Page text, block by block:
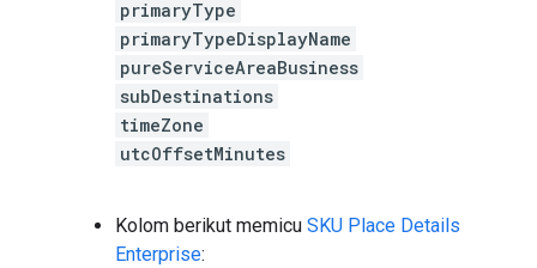
primaryType
primaryTypeDisplayName
pureServiceAreaBusiness
subDestinations
timeZone
utcOffsetMinutes
Kolom berikut memicu SKU Place Details
Enterprise: